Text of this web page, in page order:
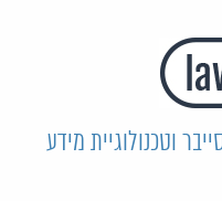
וטכנולוגיית מידע